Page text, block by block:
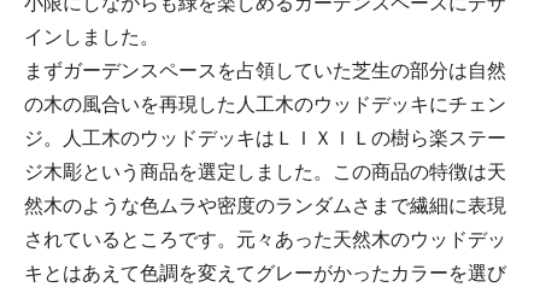
インしました。
まずガーデンスペースを占領していた芝生の部分は自然
の木の風合いを再現した人工木のウッドデッキにチェン
ジ。人工木のウッドデッキはＬＩＸＩＬの樹ら楽ステー
ジ木彫という商品を選定しました。この商品の特徴は天
然木のような色ムラや密度のランダムさまで繊細に表現
されているところです。元々あった天然木のウッドデッ
キとはあえて色調を変えてグレーがかったカラーを選び